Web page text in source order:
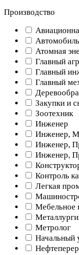
Производство
Атомная
Главный
Главный
Главный
Закупки и
Зоотехник
Инженер
Инженер,
Инженер,
Инженер,
Контроль
Легкая
Мебельное
Метролог
Начальный